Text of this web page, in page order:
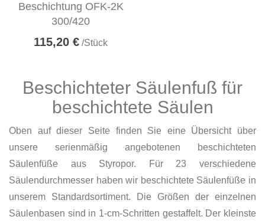
Beschichtung OFK-2K
300/420
115,20 € /Stück
Beschichteter Säulenfuß für
beschichtete Säulen
Oben auf dieser Seite finden Sie eine Übersicht über
unsere serienmäßig angebotenen beschichteten
Säulenfüße aus Styropor. Für 23 verschiedene
Säulendurchmesser haben wir beschichtete Säulenfüße in
unserem Standardsortiment. Die Größen der einzelnen
Säulenbasen sind in 1-cm-Schritten gestaffelt. Der kleinste